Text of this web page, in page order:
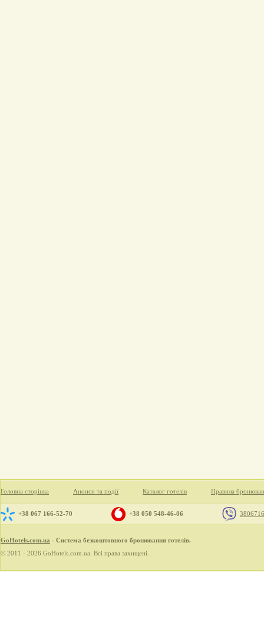
Головна сторінка Анонси та події Каталог готелів Правила
+38 067 166-52-70 +38 050 548-46-06
GoHotels.com.ua - Система безкоштовного бронювання готелів.
© 2011 - 2026 GoHotels.com.ua. Всі права захищені.